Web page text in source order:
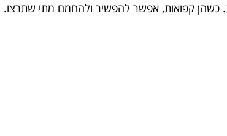
כשהן קפואות, אפשר להפשיר ולהחמם מתי שתרצו.